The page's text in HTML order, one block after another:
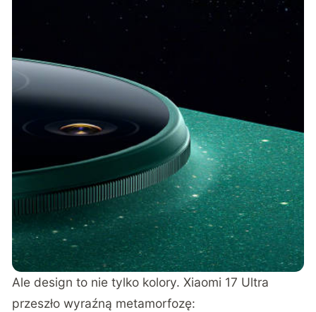
Ale design to nie tylko kolory. Xiaomi 17 Ultra
przeszło wyraźną metamorfozę: